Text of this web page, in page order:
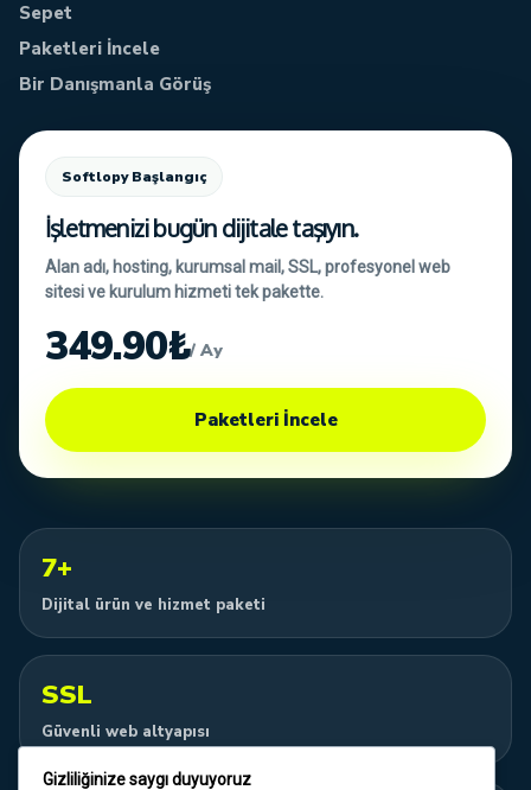
Sepet
Paketleri İncele
Bir Danışmanla Görüş
Softlopy Başlangıç
İşletmenizi bugün dijitale taşıyın.
Alan adı, hosting, kurumsal mail, SSL, profesyonel web
sitesi ve kurulum hizmeti tek pakette.
349.90₺/ Ay
Paketleri İncele
7+
Dijital ürün ve hizmet paketi
SSL
Güvenli web altyapısı
Gizliliğinize saygı duyuyoruz